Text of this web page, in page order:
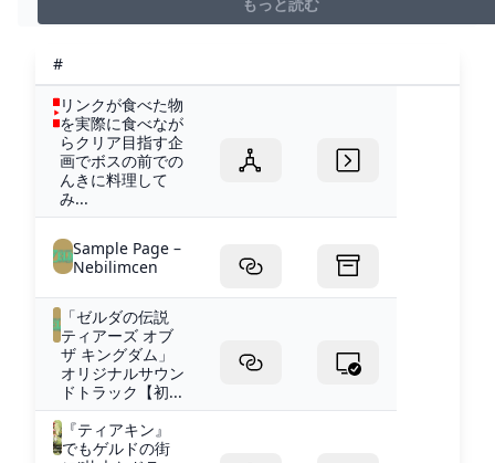
ザキングダム
#
リンクが食べた物
を実際に食べなが
らクリア目指す企
画でボスの前での
んきに料理して
み...
Sample Page –
Nebilimcen
「ゼルダの伝説
ティアーズ オブ
ザ キングダム」
オリジナルサウン
ドトラック【初...
『ティアキン』
でもゲルドの街